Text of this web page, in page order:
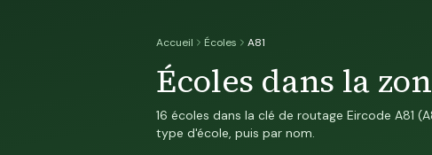
Accueil Écoles A81
Écoles dans la
16 écoles dans la clé de routage Eircode A81
type d'école, puis par nom.